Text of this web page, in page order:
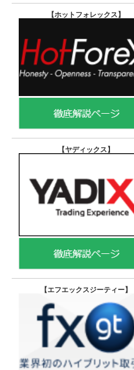
【ホットフォレックス 】
【ヤディックス 】
【エフエックスジーティー】